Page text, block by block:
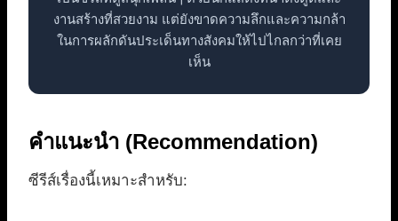
งานสร้างที่สวยงาม แต่ยังขาดความลึกและความกล้า
ในการผลักดันประเด็นทางสังคมให้ไปไกลกว่าที่เคย
เห็น
คำแนะนำ (Recommendation)
ซีรีส์เรื่องนี้เหมาะสำหรับ: